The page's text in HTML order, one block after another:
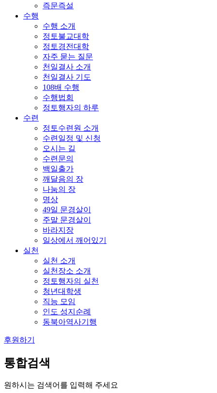
즉문즉설
수행
수행 소개
정토불교대학
정토경전대학
자주 묻는 질문
천일결사 소개
천일결사 기도
108배 수행
수행법회
정토행자의 하루
수련
정토수련원 소개
수련일정 및 신청
오시는 길
수련문의
백일출가
깨달음의 장
나눔의 장
명상
49일 문경살이
주말 문경살이
바라지장
일상에서 깨어있기
실천
실천 소개
실천장소 소개
정토행자의 실천
청년대학생
직능 모임
인도 성지순례
동북아역사기행
후원하기
통합검색
원하시는 검색어를 입력해 주세요